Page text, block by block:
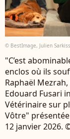
© BestImage, Julien
"C’est
enclos où ils
Raphaël
Edouard Fusari
Vétérinaire sur
Vôtre"
12 janvier 2026.